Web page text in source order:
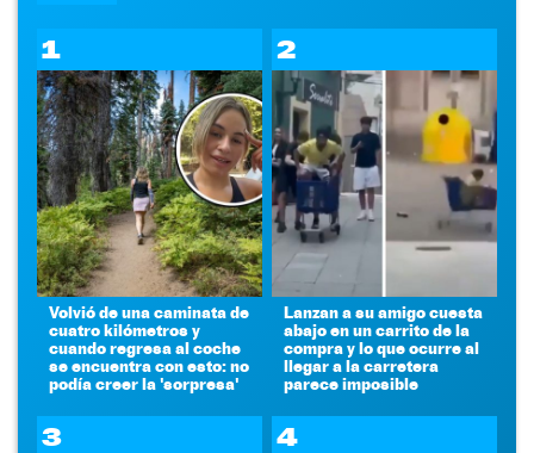
1
Volvió de una caminata de
cuatro kilómetros y
cuando regresa al coche
se encuentra con esto: no
podía creer la 'sorpresa'
2
Lanzan a su amigo cuesta
abajo en un carrito de la
compra y lo que ocurre al
llegar a la carretera
parece imposible
3 4